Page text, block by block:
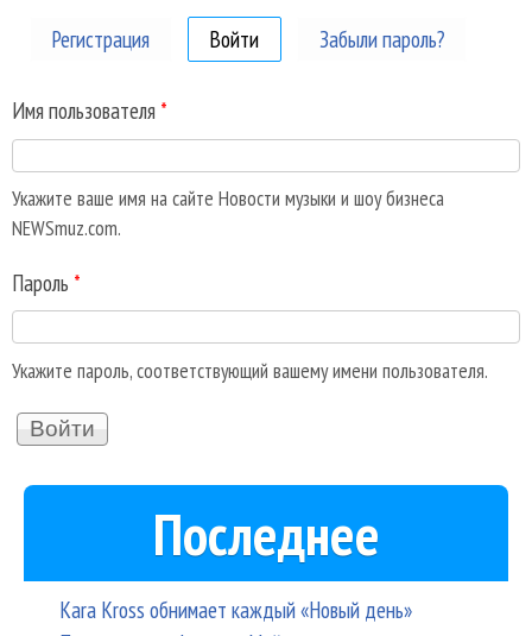
Регистрация Войти (активная вкладка)
Забыли пароль?
Имя пользователя *
Укажите ваше имя на сайте Новости музыки и шоу бизнеса
NEWSmuz.com.
Пароль *
Укажите пароль, соответствующий вашему имени пользователя.
Последнее
Kara Kross обнимает каждый «Новый день»